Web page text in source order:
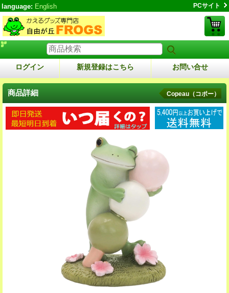
language: English PCサイト
ログイン 新規登録はこちら お問い合せ
商品詳細 Copeau（コポー）